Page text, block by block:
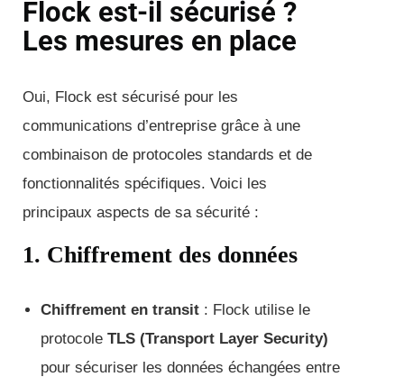
Flock est-il sécurisé ?
Les mesures en place
Oui, Flock est sécurisé pour les
communications d’entreprise grâce à une
combinaison de protocoles standards et de
fonctionnalités spécifiques. Voici les
principaux aspects de sa sécurité :
1. Chiffrement des données
Chiffrement en transit : Flock utilise le
protocole TLS (Transport Layer Security)
pour sécuriser les données échangées entre